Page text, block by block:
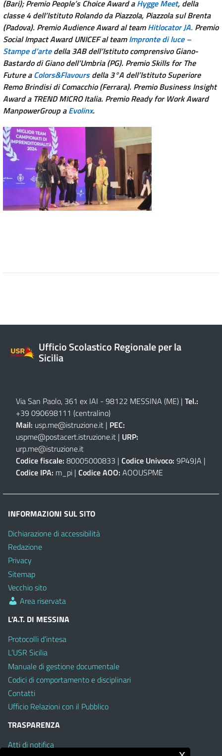
(Bari); Premio People’s Choice Award aHygge Meet, della
classe 4 dell’Istituto Rolando da Piazzola, Piazzola sul Brenta
(Padova). Premio Audience Award al teamHitlocator JA. Premio
Social Impact Award UNICEF al teamImpronte di luce –
Stampe d’artedella 3AB dell’Istituto comprensivo Giano-
Bastardo di Giano dell’Umbria (PG). Premio Skills for The
Future aColors&Flavoursdella 3°A dell’Istituto Superiore
Remo Brindisi di Comacchio (Ferrara). Premio Business Insight
Award a TREND MICRO Italia. Premio Ready for Work Award
ManpowerGroup aEvolinx.
Ufficio Scolastico Regionale per la
Sicilia
Via San Paolo, 361 ex IAI - 98122 MESSINA (ME) | Tel.:
+39 090698111 (centralino)
Mail: usp.me@istruzione.it | PEC:
uspme@postacert.istruzione.it | URP:
urp.me@istruzione.it
Codice fiscale: 80005000833 | Codice Univoco: 9P49JA |
Codice IPA: m_pi | Codice AOO: AOOUSPME
INFORMAZIONI SUL SITO
Dichiarazione di accessibilità
Redazione
Privacy
Sitemap
Vecchio sito
Area riservata
L’A.T. DI MESSINA
Protocolli d’intesa
L’USR Sicilia
Manuale di gestione documentale
Codici di comportamento e disciplinari
Contatti
Ufficio Relazioni con il Pubblico
TRASPARENZA
Atti di notifica